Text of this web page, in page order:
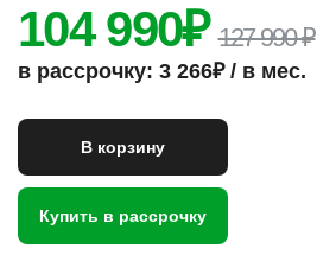
104 990₽ 127 990 ₽
в рассрочку: 3 266₽ / в мес.
В корзину
Купить в рассрочку